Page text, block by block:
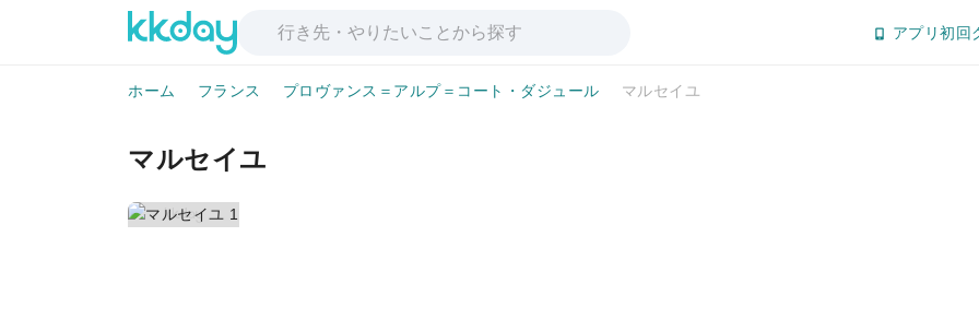
アプリ初回
ホーム フランス プロヴァンス＝アルプ＝コート・ダジュール マルセイユ
マルセイユ